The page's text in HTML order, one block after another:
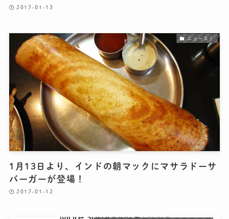
2017-01-13
ニュース！
1月13日より、インドの朝マックにマサラドーサ
バーガーが登場！
2017-01-12